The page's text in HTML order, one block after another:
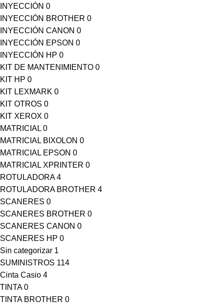
INYECCIÓN 0
INYECCIÓN BROTHER 0
INYECCIÓN CANON 0
INYECCIÓN EPSON 0
INYECCIÓN HP 0
KIT DE MANTENIMIENTO 0
KIT HP 0
KIT LEXMARK 0
KIT OTROS 0
KIT XEROX 0
MATRICIAL 0
MATRICIAL BIXOLON 0
MATRICIAL EPSON 0
MATRICIAL XPRINTER 0
ROTULADORA 4
ROTULADORA BROTHER 4
SCANERES 0
SCANERES BROTHER 0
SCANERES CANON 0
SCANERES HP 0
Sin categorizar 1
SUMINISTROS 114
Cinta Casio 4
TINTA 0
TINTA BROTHER 0